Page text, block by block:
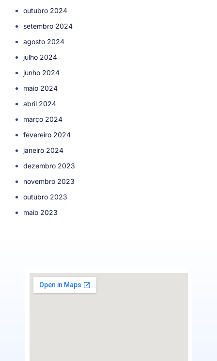
outubro 2024
setembro 2024
agosto 2024
julho 2024
junho 2024
maio 2024
abril 2024
março 2024
fevereiro 2024
janeiro 2024
dezembro 2023
novembro 2023
outubro 2023
maio 2023